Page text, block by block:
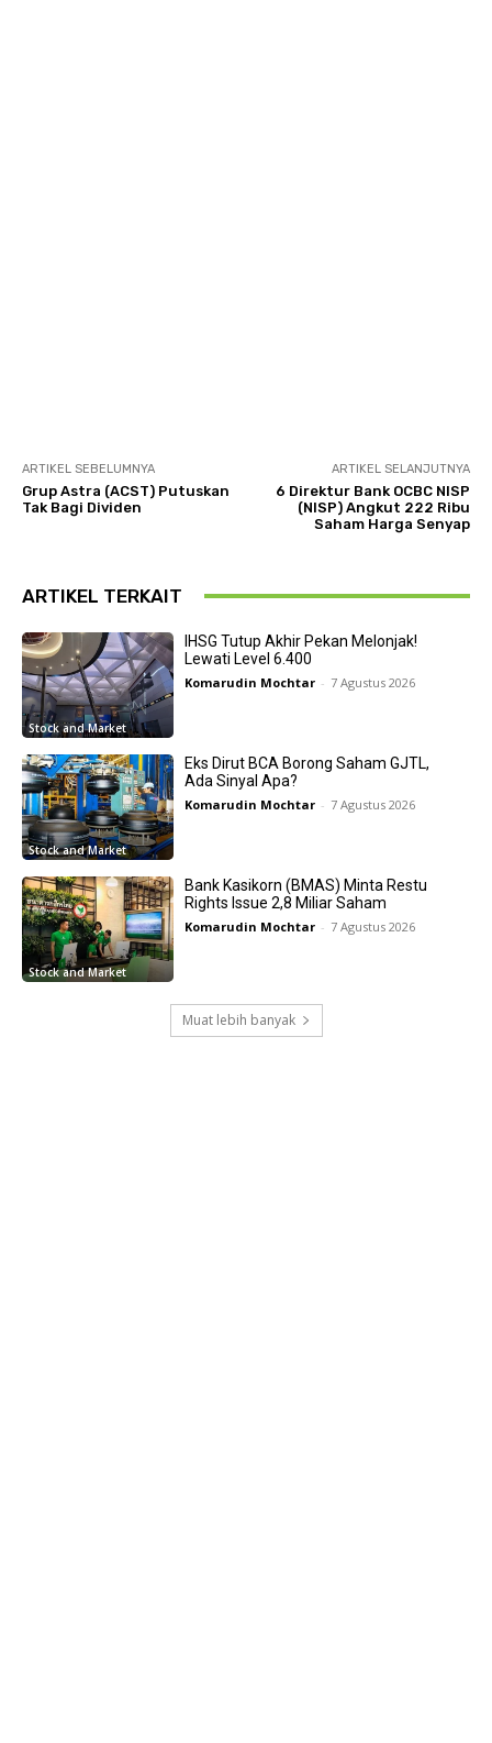
ARTIKEL SEBELUMNYA
Grup Astra (ACST) Putuskan
Tak Bagi Dividen
ARTIKEL SELANJUTNYA
6 Direktur Bank OCBC NISP
(NISP) Angkut 222 Ribu
Saham Harga Senyap
ARTIKEL TERKAIT
Stock and Market
IHSG Tutup Akhir Pekan Melonjak!
Lewati Level 6.400
Komarudin Mochtar - 7 Agustus 2026
Stock and Market
Eks Dirut BCA Borong Saham GJTL,
Ada Sinyal Apa?
Komarudin Mochtar - 7 Agustus 2026
Stock and Market
Bank Kasikorn (BMAS) Minta Restu
Rights Issue 2,8 Miliar Saham
Komarudin Mochtar - 7 Agustus 2026
Muat lebih banyak